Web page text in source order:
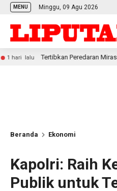
MENU Minggu, 09 Agu 2026
Peredaran Miras Lokal,
Beranda Ekonomi
Kapolri: Raih
Publik untuk